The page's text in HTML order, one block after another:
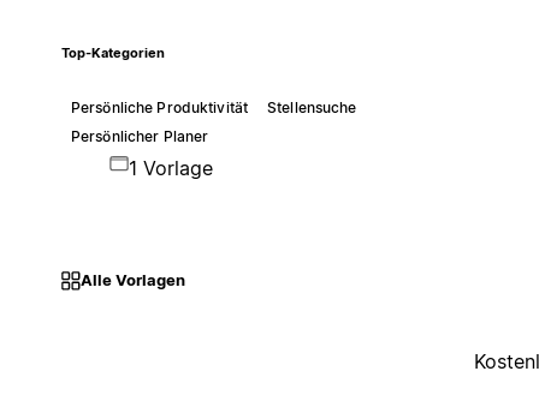
Top-Kategorien
Persönliche Produktivität
Stellensuche
Persönlicher Planer
1 Vorlage
Alle Vorlagen